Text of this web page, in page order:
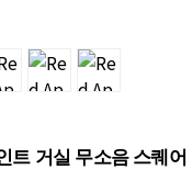
트 거실 무소음 스퀘어